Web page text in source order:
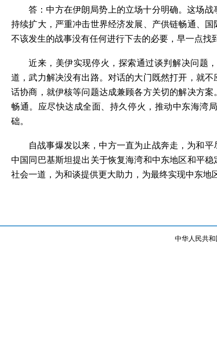
答：中方在伊朗局势上的立场十分明确。这场
持续扩大，严重冲击世界经济发展、产供链畅通、
不该发生的战事没有任何进行下去的必要，早一点
近来，美伊实现停火，探索通过谈判解决问题
道，武力解决没有出路。对话的大门既然打开，就
话协商，就伊核等问题达成兼顾各方关切的解决方
畅通。应尽快达成全面、持久停火，推动中东海湾
础。
自战事爆发以来，中方一直为止战奔走，为和
中国同巴基斯坦提出关于恢复海湾和中东地区和平
社会一道，为和谈提供更大助力，为最终实现中东地
中华人民共